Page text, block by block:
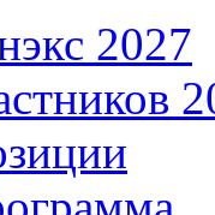
2027